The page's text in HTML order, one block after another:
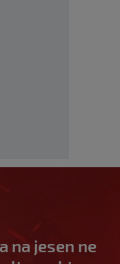
na jesen ne